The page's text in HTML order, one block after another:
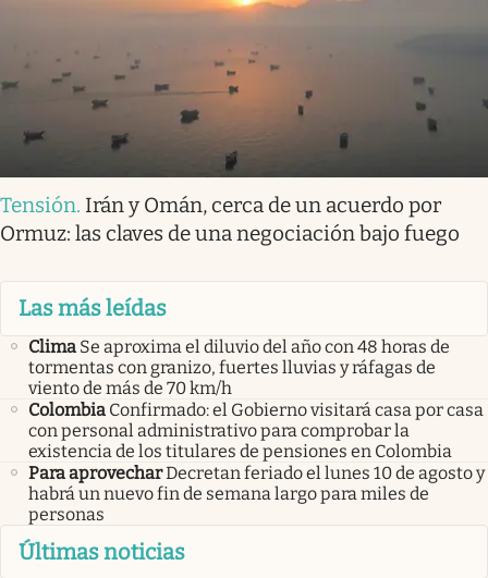
Tensión. Irán y Omán, cerca de un acuerdo por
Ormuz: las claves de una negociación bajo fuego
Las más leídas
Clima Se aproxima el diluvio del año con 48 horas de
tormentas con granizo, fuertes lluvias y ráfagas de
viento de más de 70 km/h
Colombia Confirmado: el Gobierno visitará casa por casa
con personal administrativo para comprobar la
existencia de los titulares de pensiones en Colombia
Para aprovecharDecretan feriado el lunes 10 de agosto y
habrá un nuevo fin de semana largo para miles de
personas
Últimas noticias